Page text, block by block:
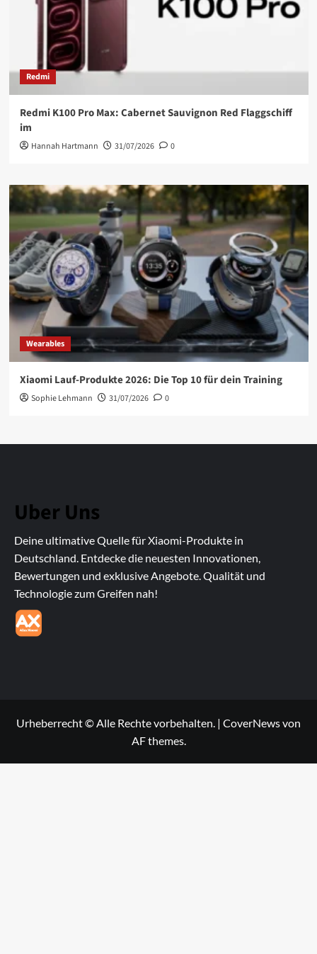
Redmi
Redmi K100 Pro Max: Cabernet Sauvignon Red Flaggschiff
im
Hannah Hartmann 31/07/2026 0
Wearables
Xiaomi Lauf-Produkte 2026: Die Top 10 für dein Training
Sophie Lehmann 31/07/2026 0
Uber Uns
Deine ultimative Quelle für Xiaomi-Produkte in
Deutschland. Entdecke die neuesten Innovationen,
Bewertungen und exklusive Angebote. Qualität und
Technologie zum Greifen nah!
Urheberrecht © Alle Rechte vorbehalten. | CoverNewsvon
AF themes.